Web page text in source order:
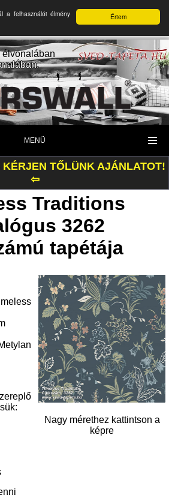
Értem
a felhasználói élmény
MENÜ
TŐLÜNK AJÁNLATOT!
⇦
Traditions
3262
tapétája
Nagy mérethez kattintson a
képre